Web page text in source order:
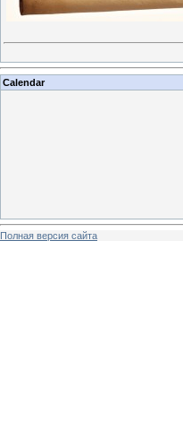
Calendar
Полная версия сайта